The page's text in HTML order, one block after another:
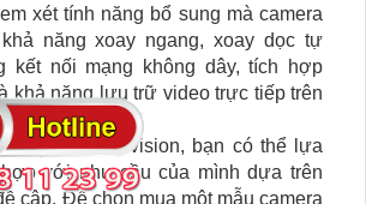
xét tính năng bổ sung mà camera
năng xoay ngang, xoay dọc tự
kết nối mạng không dây, tích hợp
khả năng lưu trữ video trực tiếp trên
trực tuyến.
camera KBvision, bạn có thể lựa
với nhu cầu của mình dựa trên
cập. Để chọn mua một mẫu camera